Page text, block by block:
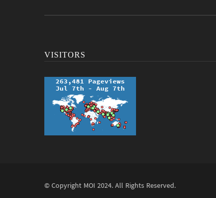
VISITORS
© Copyright MOI 2024. All Rights Reserved.